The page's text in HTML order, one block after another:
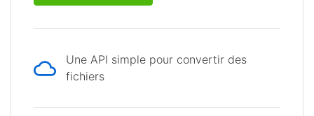
Une API simple pour convertir des
fichiers